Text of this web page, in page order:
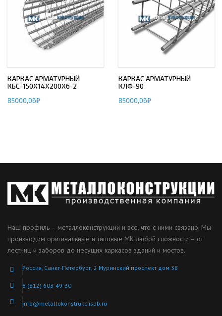
КАРКАС АРМАТУРНЫЙ
КБС-150Х14Х200Х6-2
85000,06₽
КАРКАС АРМАТУРНЫЙ
КЛФ-90
85000,06₽
Наш профиль – металлоконструкции и все, что с ними связано. Мы
производим оригинальные и типовые МК любой сложности – от
лестниц и заборов до несущих каркасов зданий и мостов.
Россия, Санкт-Петербург, 2 Муринский проспект дом 38
8 (812) 603-49-30
info@metallokonstrukciispb.ru